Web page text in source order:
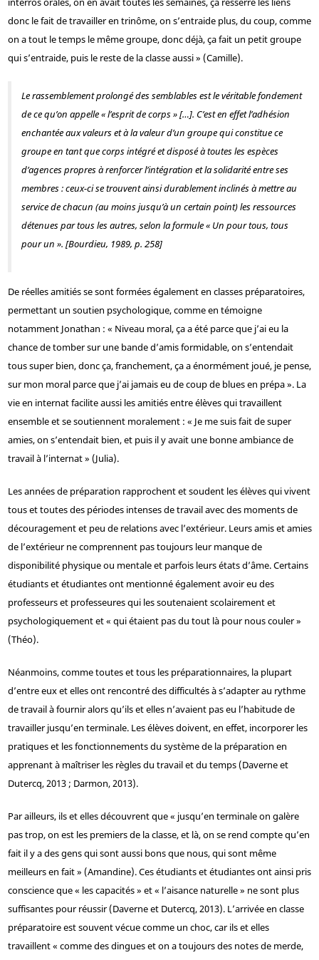
donc le fait de travailler en trinôme, on s’entraide plus, du coup, comme
on a tout le temps le même groupe, donc déjà, ça fait un petit groupe
qui s’entraide, puis le reste de la classe aussi » (Camille).
Le rassemblement prolongé des semblables est le véritable fondement
de ce qu’on appelle « l’esprit de corps » […]. C’est en effet l’adhésion
enchantée aux valeurs et à la valeur d’un groupe qui constitue ce
groupe en tant que corps intégré et disposé à toutes les espèces
d’agences propres à renforcer l’intégration et la solidarité entre ses
membres : ceux-ci se trouvent ainsi durablement inclinés à mettre au
service de chacun (au moins jusqu’à un certain point) les ressources
détenues par tous les autres, selon la formule « Un pour tous, tous
pour un ». [Bourdieu, 1989, p. 258]
De réelles amitiés se sont formées également en classes préparatoires,
permettant un soutien psychologique, comme en témoigne
notamment Jonathan : « Niveau moral, ça a été parce que j’ai eu la
chance de tomber sur une bande d’amis formidable, on s’entendait
tous super bien, donc ça, franchement, ça a énormément joué, je pense,
sur mon moral parce que j’ai jamais eu de coup de blues en prépa ». La
vie en internat facilite aussi les amitiés entre élèves qui travaillent
ensemble et se soutiennent moralement : « Je me suis fait de super
amies, on s’entendait bien, et puis il y avait une bonne ambiance de
travail à l’internat» (Julia).
Les années de préparation rapprochent et soudent les élèves qui vivent
tous et toutes des périodes intenses de travail avec des moments de
découragement et peu de relations avec l’extérieur. Leurs amis et amies
de l’extérieur ne comprennent pas toujours leur manque de
disponibilité physique ou mentale et parfois leurs états d’âme. Certains
étudiants et étudiantes ont mentionné également avoir eu des
professeurs et professeures qui les soutenaient scolairement et
psychologiquement et « qui étaient pas du tout là pour nous couler »
(Théo).
Néanmoins, comme toutes et tous les préparationnaires, la plupart
d’entre eux et elles ont rencontré des difficultés à s’adapter au rythme
de travail à fournir alors qu’ils et elles n’avaient pas eu l’habitude de
travailler jusqu’en terminale. Les élèves doivent, en effet, incorporer les
pratiques et les fonctionnements du système de la préparation en
apprenant à maîtriser les règles du travail et du temps (Daverne et
Dutercq, 2013 ; Darmon, 2013).
Par ailleurs, ils et elles découvrent que « jusqu’en terminale on galère
pas trop, on est les premiers de la classe, et là, on se rend compte qu’en
fait il y a des gens qui sont aussi bons que nous, qui sont même
meilleurs en fait » (Amandine). Ces étudiants et étudiantes ont ainsi pris
conscience que « les capacités » et « l’aisance naturelle » ne sont plus
suffisantes pour réussir (Daverne et Dutercq, 2013). L’arrivée en classe
préparatoire est souvent vécue comme un choc, car ils et elles
travaillent « comme des dingues et on a toujours des notes de merde,